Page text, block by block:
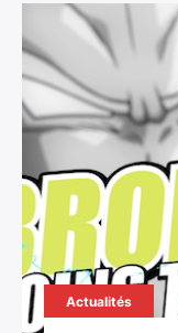
Actualités